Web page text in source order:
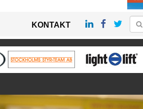
KONTAKT